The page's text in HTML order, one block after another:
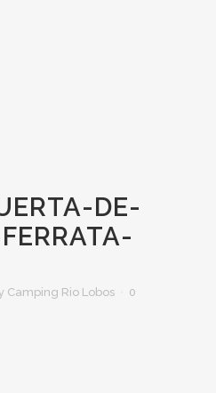
DE-
Camping Rio Lobos
0